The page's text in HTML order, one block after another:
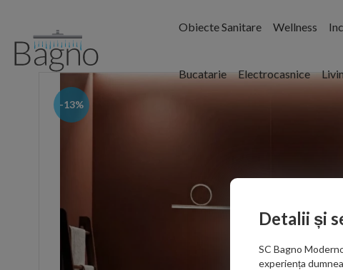
Obiecte Sanitare Wellness
Bucatarie Electrocasnice
-13%
Detalii și
SC Bagno
experiența